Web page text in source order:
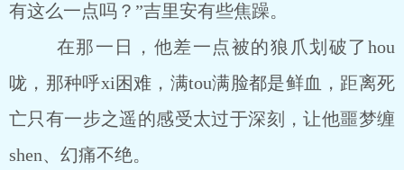
有这么一点吗？”吉里安有些焦躁。
在那一日，他差一点被的狼爪划破了hou
咙，那种呼xi困难，满tou满脸都是鲜血，距离死
亡只有一步之遥的感受太过于深刻，让他噩梦缠
shen、幻痛不绝。